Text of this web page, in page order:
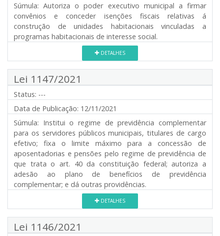
Súmula: Autoriza o poder executivo municipal a firmar
convênios e conceder isenções fiscais relativas á
construção de unidades habitacionais vinculadas a
programas habitacionais de interesse social.
DETALHES
Lei 1147/2021
Status: ---
Data de Publicação: 12/11/2021
Súmula: Institui o regime de previdência complementar
para os servidores públicos municipais, titulares de cargo
efetivo; fixa o limite máximo para a concessão de
aposentadorias e pensões pelo regime de previdência de
que trata o art. 40 da constituição federal; autoriza a
adesão ao plano de benefícios de previdência
complementar; e dá outras providências.
DETALHES
Lei 1146/2021